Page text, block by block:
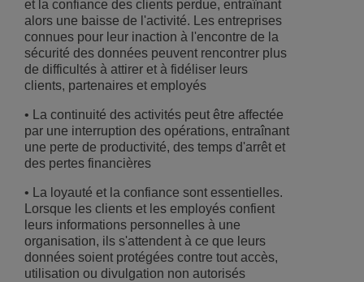
et la confiance des clients perdue, entraînant
alors une baisse de l'activité. Les entreprises
connues pour leur inaction à l'encontre de la
sécurité des données peuvent rencontrer plus
de difficultés à attirer et à fidéliser leurs
clients, partenaires et employés
• La continuité des activités peut être affectée
par une interruption des opérations, entraînant
une perte de productivité, des temps d'arrêt et
des pertes financières
• La loyauté et la confiance sont essentielles.
Lorsque les clients et les employés confient
leurs informations personnelles à une
organisation, ils s'attendent à ce que leurs
données soient protégées contre tout accès,
utilisation ou divulgation non autorisés